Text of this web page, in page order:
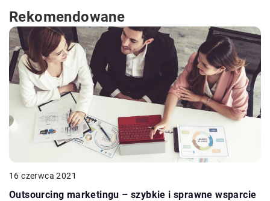
Rekomendowane
16 czerwca 2021
Outsourcing marketingu – szybkie i sprawne wsparcie